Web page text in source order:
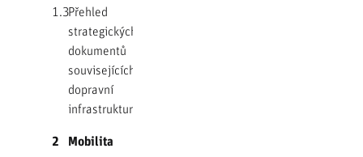
1.3Přehled
strategických
dokumentů
souvisejících s
dopravní
infrastrukturou
2
Mobilita